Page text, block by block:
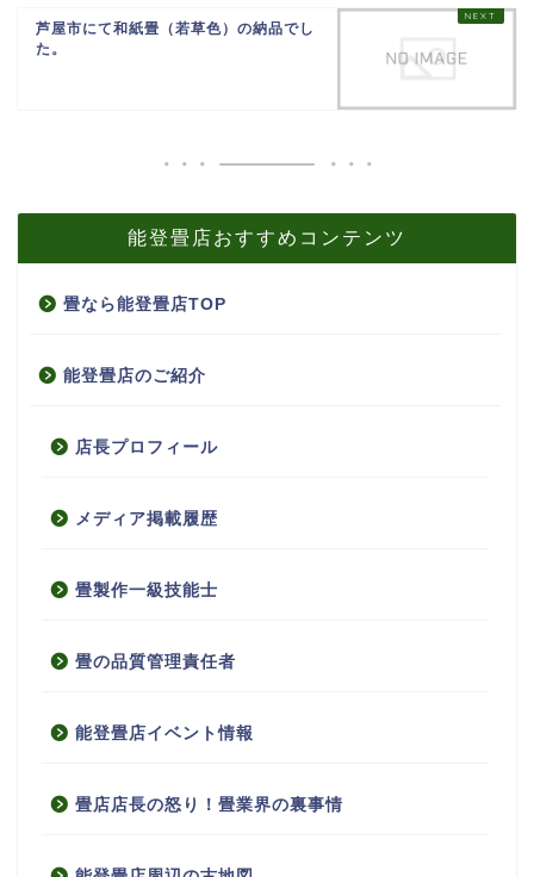
芦屋市にて和紙畳（若草色）の納品でし
た。
能登畳店おすすめコンテンツ
畳なら能登畳店TOP
能登畳店のご紹介
店長プロフィール
メディア掲載履歴
畳製作一級技能士
畳の品質管理責任者
能登畳店イベント情報
畳店店長の怒り！畳業界の裏事情